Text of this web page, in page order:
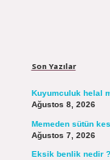
Son Yazılar
Kuyumculuk helal
Ağustos 8, 2026
Memeden sütün
Ağustos 7, 2026
Eksik benlik nedir ?